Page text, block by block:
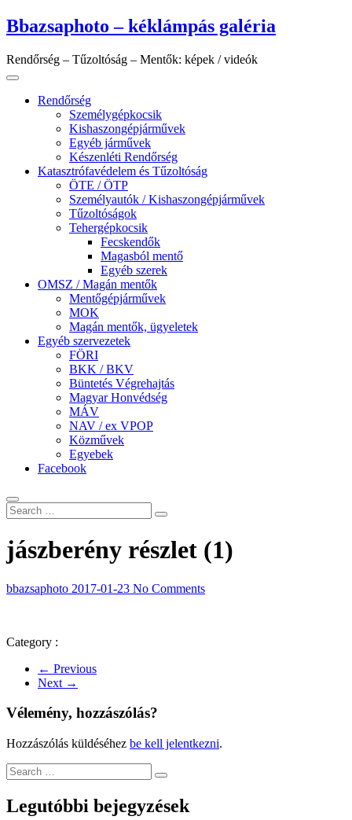
Skip
to
Bbazsaphoto – kéklámpás galéria
Rendőrség – Tűzoltóság – Mentők: képek / videók
Rendőrség
Személygépkocsik
Kishaszongépjárművek
Egyéb járművek
Készenléti Rendőrség
Katasztrófavédelem és Tűzoltóság
ÖTE / ÖTP
Személyautók / Kishaszongépjárművek
Tűzoltóságok
Tehergépkocsik
Fecskendők
Magasból mentő
Egyéb szerek
OMSZ / Magán mentők
Mentőgépjárművek
MOK
Magán mentők, ügyeletek
Egyéb szervezetek
FÖRI
BKK / BKV
Büntetés Végrehajtás
Magyar Honvédség
MÁV
NAV / ex VPOP
Közművek
Egyebek
Facebook
jászberény részlet (1)
bbazsaphoto 2017-01-23 No Comments
Category :
← Previous
Next →
Vélemény, hozzászólás?
Hozzászólás küldéséhez be kell jelentkezni.
Legutóbbi bejegyzések